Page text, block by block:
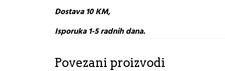
Dostava 10 KM,
Isporuka 1-5 radnih dana.
Povezani proizvodi